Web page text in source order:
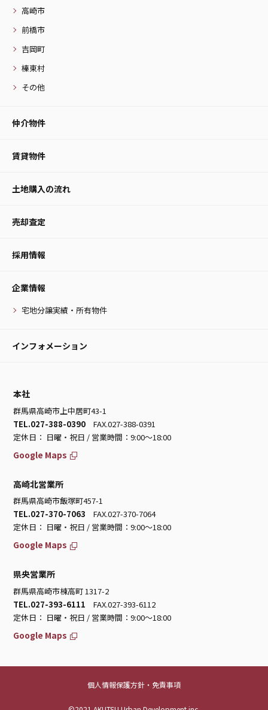
高崎市
前橋市
吉岡町
榛東村
その他
仲介物件
賃貸物件
土地購入の流れ
売却査定
採用情報
企業情報
宅地分譲実績・所有物件
インフォメーション
本社
群馬県高崎市上中居町43-1
TEL.027-388-0390 FAX.027-388-0391
定休日： 日曜・祝日 / 営業時間：9:00～18:00
Google Maps
高崎北営業所
群馬県高崎市飯塚町457-1
TEL.027-370-7063 FAX.027-370-7064
定休日： 日曜・祝日 / 営業時間：9:00～18:00
Google Maps
県央営業所
群馬県高崎市棟高町 1317-2
TEL.027-393-6111 FAX.027-393-6112
定休日： 日曜・祝日 / 営業時間：9:00～18:00
Google Maps
個人情報保護方針・免責事項